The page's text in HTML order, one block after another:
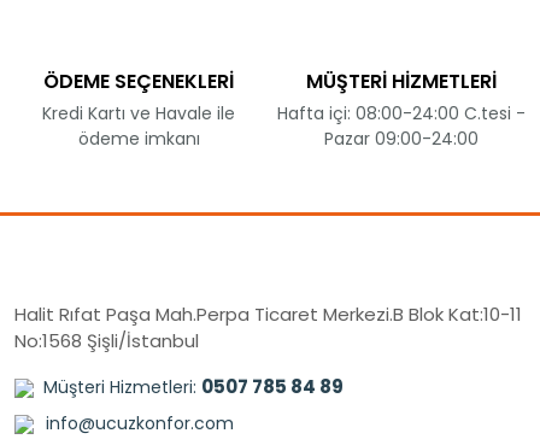
ÖDEME SEÇENEKLERİ
Kredi Kartı ve Havale ile
ödeme imkanı
MÜŞTERİ HİZMETLERİ
Hafta içi: 08:00-24:00 C.tesi -
Pazar 09:00-24:00
Halit Rıfat Paşa Mah.Perpa Ticaret Merkezi.B Blok Kat:10-11
No:1568 Şişli/İstanbul
Müşteri Hizmetleri: 0507 785 84 89
info@ucuzkonfor.com